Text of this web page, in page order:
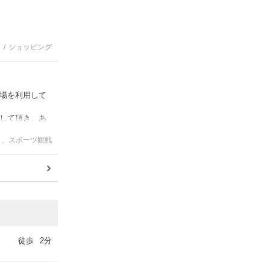
ショッピング
を利用して
て頂き、あ
と思いまし
スポーツ観戦
徒歩 2分